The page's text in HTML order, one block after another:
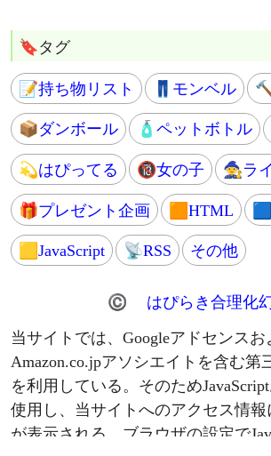
🦶引越し
🆓ストレスfree
🔐個人情報保護
🗻富士山登山
⚠問題発見
💢本人訴訟
🌱家庭菜園
🌾バケツ稲
🍅プチトマト
🌿ペパーミント
🎯SEO
💹アド
📒ブロ
❓はて
📊アク
💻IT関連
🌐ウェ
🔆ソフ
📶ネッ
📝持ち物リスト 👖モンベル